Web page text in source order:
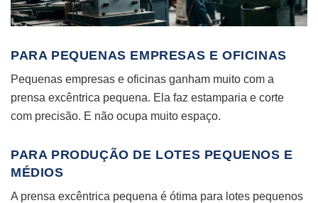
PARA PEQUENAS EMPRESAS E OFICINAS
Pequenas empresas e oficinas ganham muito com a
prensa excêntrica pequena. Ela faz estamparia e corte
com precisão. E não ocupa muito espaço.
PARA PRODUÇÃO DE LOTES PEQUENOS E
MÉDIOS
A prensa excêntrica pequena é ótima para lotes pequenos